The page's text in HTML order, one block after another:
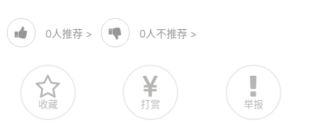
0人推荐 > 0人不推荐 >
收藏 打赏 举报